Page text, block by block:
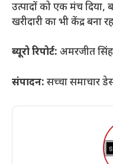
उत्पादों को एक मंच
खरीदारी का भी केंद्र बना
ब्यूरो रिपोर्ट: अमरजीत सिंह,
संपादन: सच्चा समाचार